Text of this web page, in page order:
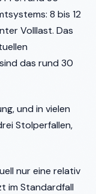
8 bis 12
Volllast. Das
das rund 30
und in vielen
Stolperfallen,
nur eine relativ
im Standardfall